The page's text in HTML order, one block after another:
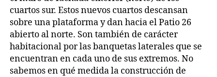
cuartos sur. Estos nuevos cuartos descansan
sobre una plataforma y dan hacia el Patio 26
abierto al norte. Son también de carácter
habitacional por las banquetas laterales que se
encuentran en cada uno de sus extremos. No
sabemos en qué medida la construcción de